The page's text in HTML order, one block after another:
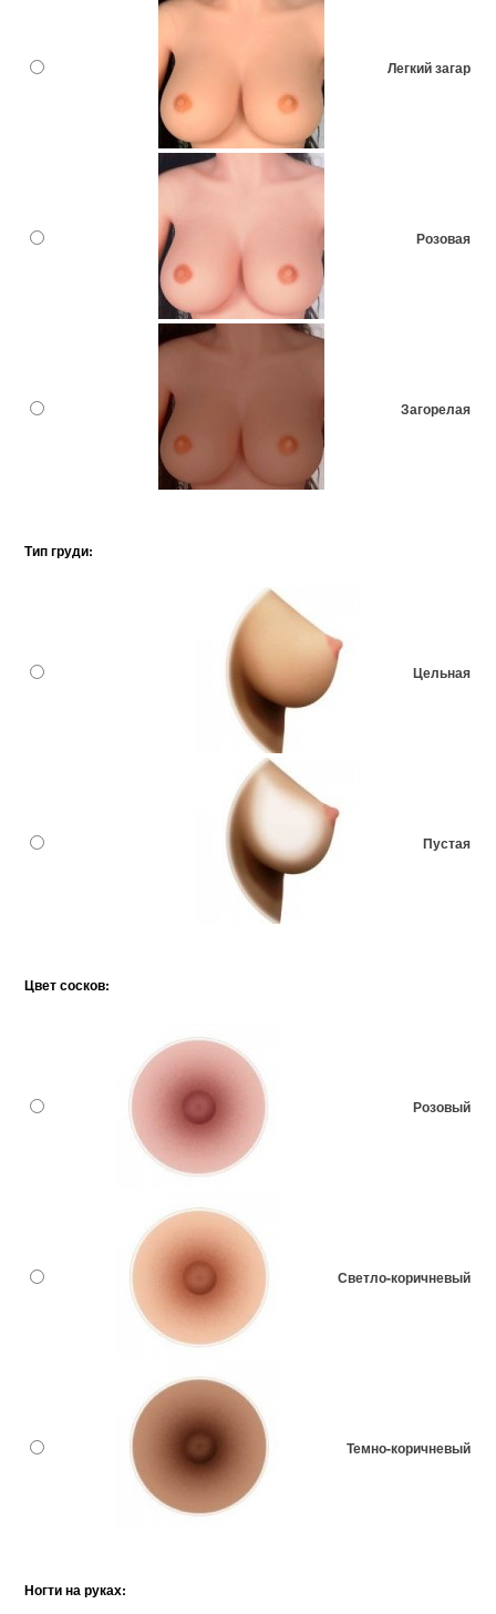
Легкий загар
Розовая
Загорелая
Тип груди:
Цельная
Пустая
Цвет сосков:
Розовый
Светло-коричневый
Темно-коричневый
Ногти на руках: